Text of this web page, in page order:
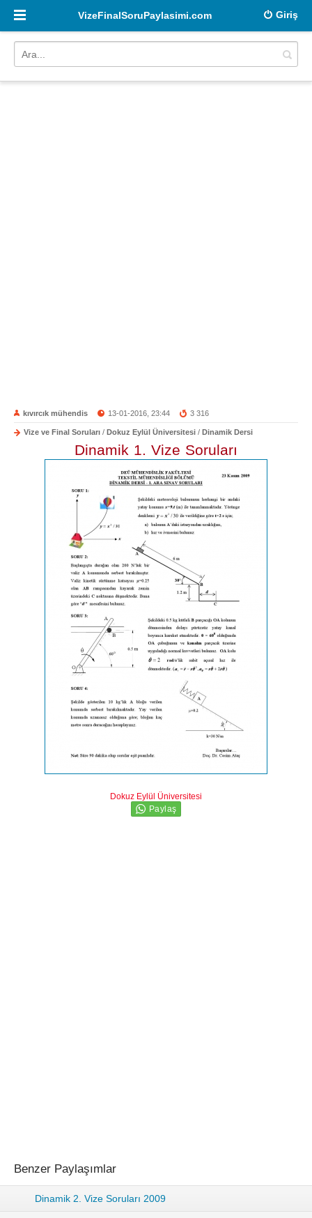
Giriş
VizeFinalSoruPaylasimi.com
kıvırcık mühendis 13-01-2016, 23:44 3 316
Vize ve Final Soruları / Dokuz Eylül Üniversitesi / Dinamik Dersi
Dinamik 1. Vize Soruları
Dokuz Eylül Üniversitesi
Benzer Paylaşımlar
Dinamik 2. Vize Soruları 2009